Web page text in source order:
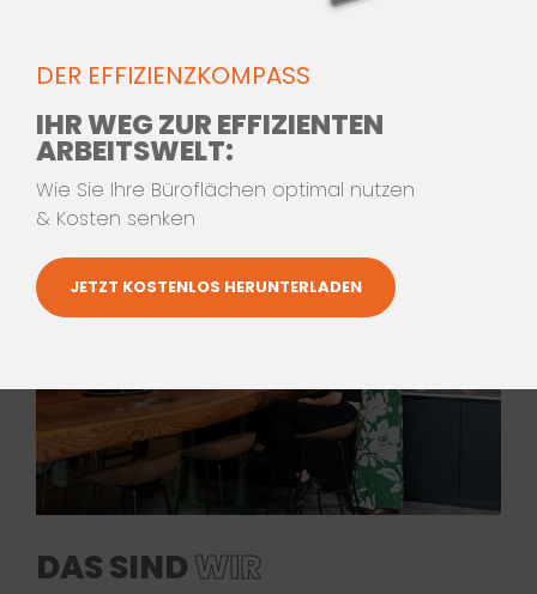
DAS SINDWIR
DER EFFIZIENZKOMPASS
IHR WEG ZUR EFFIZIENTEN
ARBEITSWELT:
Wie Sie Ihre Büroflächen optimal nutzen
& Kosten senken
JETZT KOSTENLOS HERUNTERLADEN